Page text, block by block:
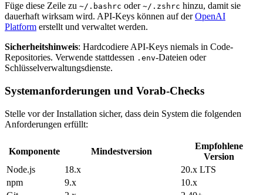
Füge diese Zeile zu ~/.bashrc oder ~/.zshrc hinzu, damit sie
dauerhaft wirksam wird. API-Keys können auf derOpenAI
Platform erstellt und verwaltet werden.
Sicherheitshinweis: Hardcodiere API-Keys niemals in Code-
Repositories. Verwende stattdessen .env-Dateien oder
Schlüsselverwaltungsdienste.
Systemanforderungen und Vorab-Checks
Stelle vor der Installation sicher, dass dein System die folgenden
Anforderungen erfüllt:
Komponente Mindestversion
Empfohlene
Version
Node.js
18.x
20.x LTS
npm
9.x
10.x